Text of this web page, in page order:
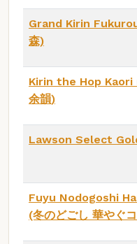
Grand Kirin
森)
Kirin the Hop Kaori
余韻)
Lawson Select
Fuyu Nodogoshi
(冬のどごし 華やぐ